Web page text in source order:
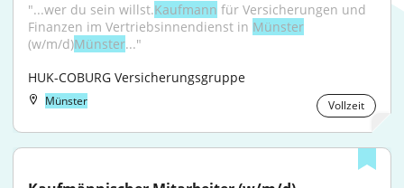
"...wer du sein willst.Kaufmann für Versicherungen und
Finanzen im Vertriebsinnendienst in Münster
(w/m/d)Münster..."
HUK-COBURG Versicherungsgruppe
Münster Vollzeit